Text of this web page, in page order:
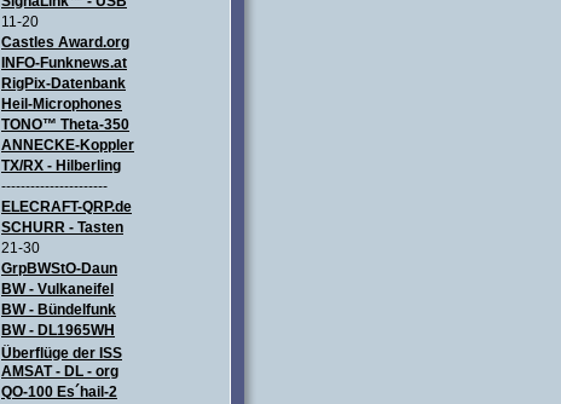
11-20
Castles Award.org
INFO-Funknews.at
RigPix-Datenbank
Heil-Microphones
TONO™ Theta-350
ANNECKE-Koppler
TX/RX - Hilberling
----------------------
ELECRAFT-QRP.de
SCHURR - Tasten
21-30
GrpBWStO-Daun
BW - Vulkaneifel
BW- Bündelfunk
BW - DL1965WH
Überflüge der ISS
AMSAT - DL - org
QO-100 Es´hail-2